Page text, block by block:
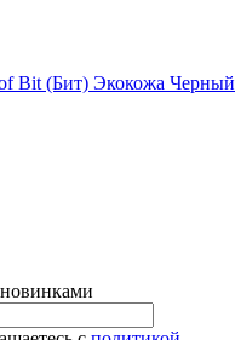
Bit (Бит) Экокожа Черный